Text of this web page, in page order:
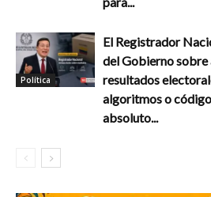
Política
El Registrador
del Gobierno sobre
resultados
algoritmos o
absoluto...